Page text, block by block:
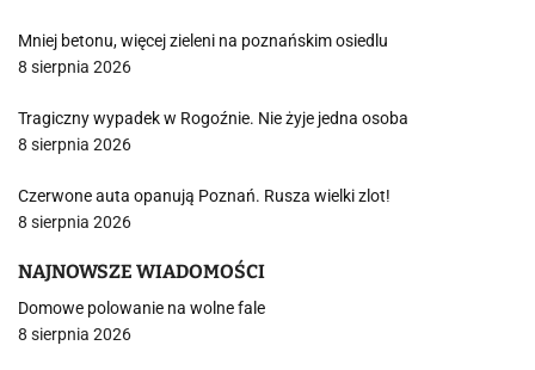
Mniej betonu, więcej zieleni na poznańskim osiedlu
8 sierpnia 2026
Tragiczny wypadek w Rogoźnie. Nie żyje jedna osoba
8 sierpnia 2026
Czerwone auta opanują Poznań. Rusza wielki zlot!
8 sierpnia 2026
NAJNOWSZE WIADOMOŚCI
Domowe polowanie na wolne fale
8 sierpnia 2026